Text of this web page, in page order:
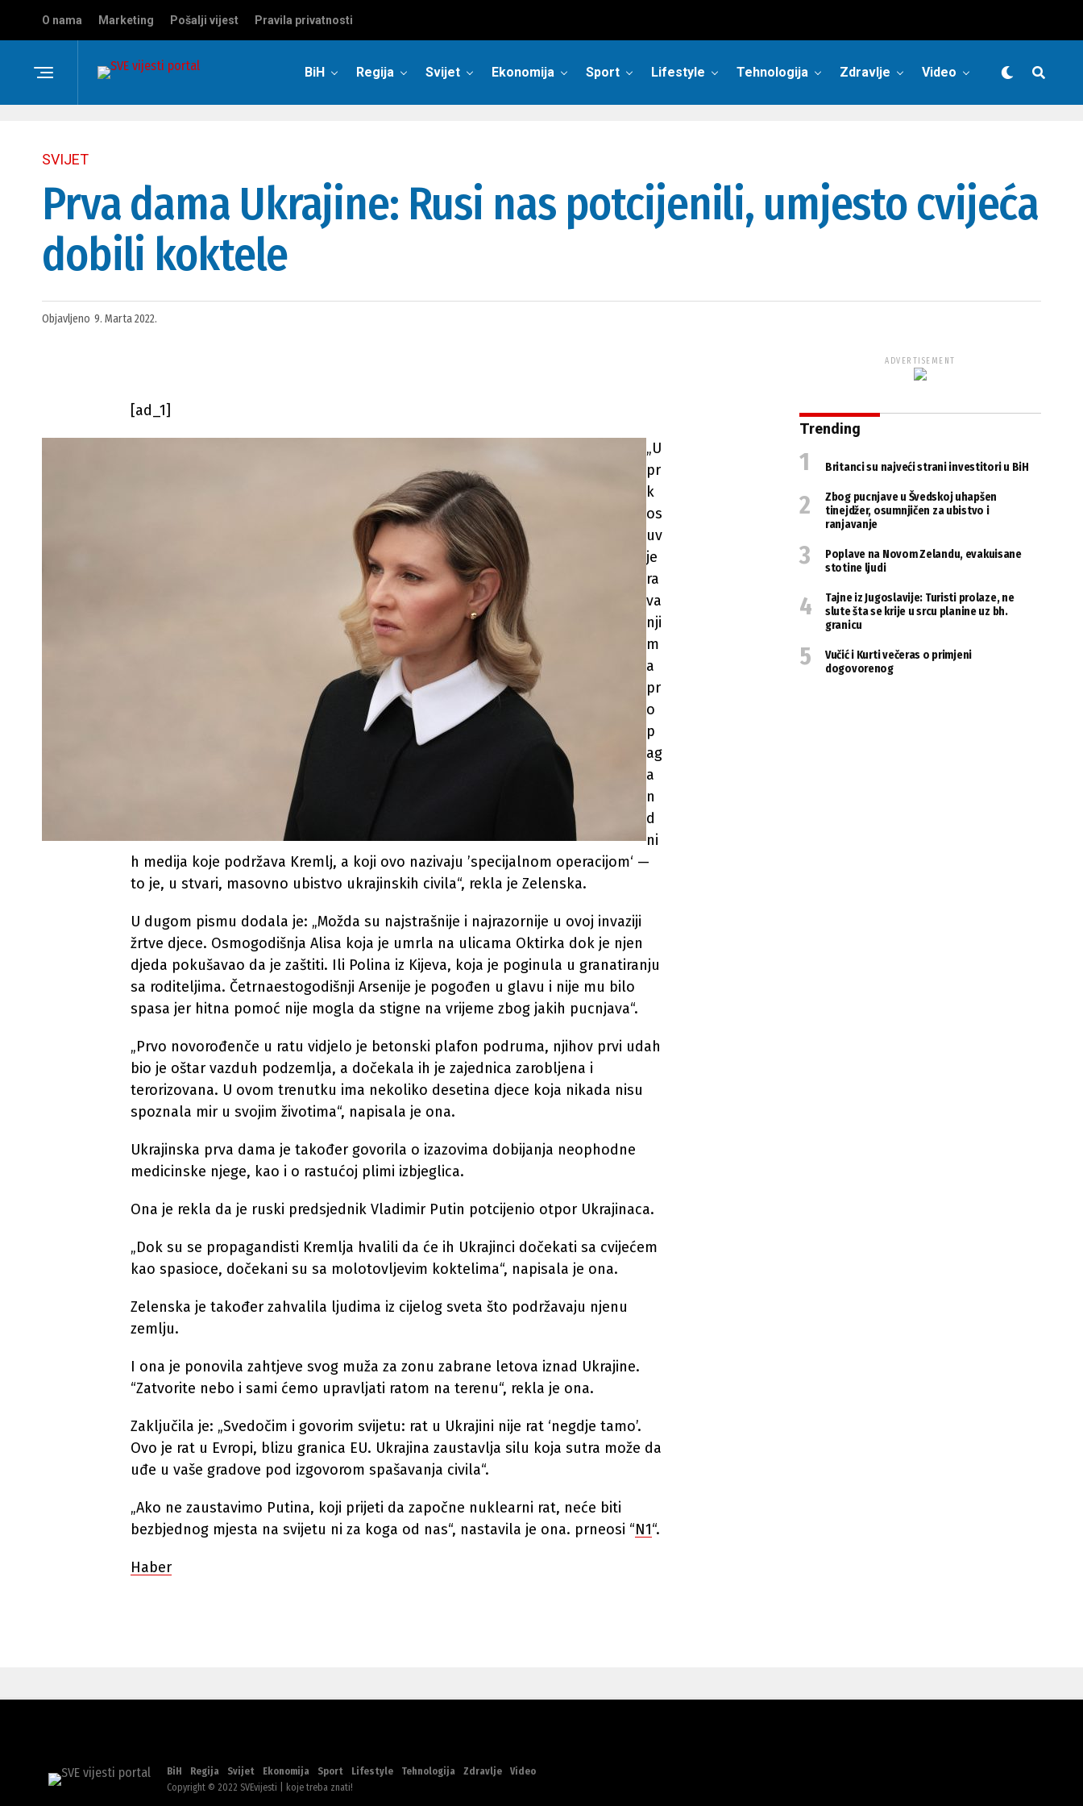
O nama Marketing Pošalji vijest Pravila privatnosti
BiH Regija Svijet Ekonomija Sport Lifestyle Tehnologija Zdravlje Video
SVIJET
Prva dama Ukrajine: Rusi nas potcijenili, umjesto cvijeća
dobili koktele
Objavljeno 9. Marta 2022.
[ad_1]
„U
pr
k
os
uv
je
ra
va
nji
m
a
pr
o
p
ag
a
n
d
ni
h medija koje podržava Kremlj, a koji ovo nazivaju ’specijalnom operacijom‘ —
to je, u stvari, masovno ubistvo ukrajinskih civila“, rekla je Zelenska.
U dugom pismu dodala je: „Možda su najstrašnije i najrazornije u ovoj invaziji
žrtve djece. Osmogodišnja Alisa koja je umrla na ulicama Oktirka dok je njen
djeda pokušavao da je zaštiti. Ili Polina iz Kijeva, koja je poginula u granatiranju
sa roditeljima. Četrnaestogodišnji Arsenije je pogođen u glavu i nije mu bilo
spasa jer hitna pomoć nije mogla da stigne na vrijeme zbog jakih pucnjava“.
„Prvo novorođenče u ratu vidjelo je betonski plafon podruma, njihov prvi udah
bio je oštar vazduh podzemlja, a dočekala ih je zajednica zarobljena i
terorizovana. U ovom trenutku ima nekoliko desetina djece koja nikada nisu
spoznala mir u svojim životima“, napisala je ona.
Ukrajinska prva dama je također govorila o izazovima dobijanja neophodne
medicinske njege, kao i o rastućoj plimi izbjeglica.
Ona je rekla da je ruski predsjednik Vladimir Putin potcijenio otpor Ukrajinaca.
„Dok su se propagandisti Kremlja hvalili da će ih Ukrajinci dočekati sa cvijećem
kao spasioce, dočekani su sa molotovljevim koktelima“, napisala je ona.
Zelenska je također zahvalila ljudima iz cijelog sveta što podržavaju njenu
zemlju.
I ona je ponovila zahtjeve svog muža za zonu zabrane letova iznad Ukrajine.
“Zatvorite nebo i sami ćemo upravljati ratom na terenu“, rekla je ona.
Zaključila je: „Svedočim i govorim svijetu: rat u Ukrajini nije rat ‘negdje tamo’.
Ovo je rat u Evropi, blizu granica EU. Ukrajina zaustavlja silu koja sutra može da
uđe u vaše gradove pod izgovorom spašavanja civila“.
„Ako ne zaustavimo Putina, koji prijeti da započne nuklearni rat, neće biti
bezbjednog mjesta na svijetu ni za koga od nas“, nastavila je ona. prneosi “N1“.
Haber
ADVERTISEMENT
Trending
Britanci su najveći strani investitori u BiH
Zbog pucnjave u Švedskoj uhapšen
tinejdžer, osumnjičen za ubistvo i
ranjavanje
Poplave na Novom Zelandu, evakuisane
stotine ljudi
Tajne iz Jugoslavije: Turisti prolaze, ne
slute šta se krije u srcu planine uz bh.
granicu
Vučić i Kurti večeras o primjeni
dogovorenog
BiH Regija Svijet Ekonomija Sport Lifestyle Tehnologija Zdravlje
Video
Copyright © 2022 SVEvijesti | koje treba znati!